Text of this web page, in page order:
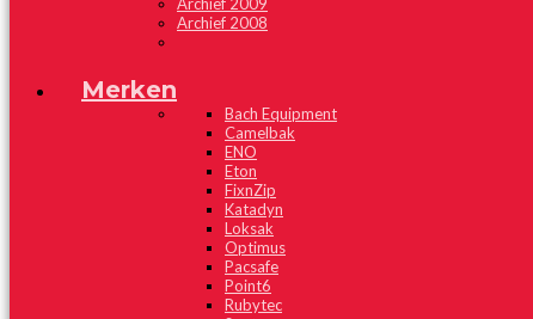
Archief 2008
Merken
Bach Equipment
Camelbak
ENO
Eton
FixnZip
Katadyn
Loksak
Optimus
Pacsafe
Point6
Rubytec